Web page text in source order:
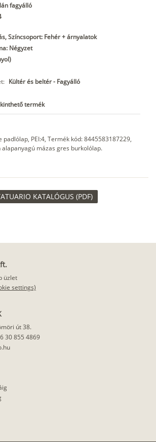
fagyálló
Színcsoport: Fehér + árnyalatok
Négyzet
Kültér és beltér - Fagyálló
termék
PEI:4, Termék kód: 8445583187229,
mázas gres burkolólap.
KATALÓGUS (PDF)
üzlet
settings)
út 38.
30 855 4869